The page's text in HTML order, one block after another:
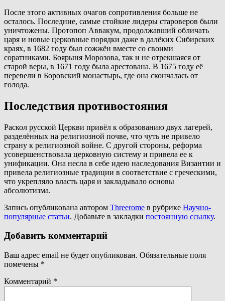
После этого активных очагов сопротивления больше не
осталось. Последние, самые стойкие лидеры староверов были
уничтожены. Протопоп Аввакум, продолжавший обличать
царя и новые церковные порядки даже в далёких Сибирских
краях, в 1682 году был сожжён вместе со своими
соратниками. Боярыня Морозова, так и не отрекшаяся от
старой веры, в 1671 году была арестована. В 1675 году её
перевели в Боровский монастырь, где она скончалась от
голода.
Последствия противостояния
Раскол русской Церкви привёл к образованию двух лагерей,
разделённых на религиозной почве, что чуть не привело
страну к религиозной войне. С другой стороны, реформа
усовершенствовала церковную систему и привела ее к
унификации. Она несла в себе идею наследования Византии и
привела религиозные традиции в соответствие с греческими,
что укрепляло власть царя и закладывало основы
абсолютизма.
Запись опубликована автором Threerome в рубрике Научно-
популярные статьи. Добавьте в закладки постоянную ссылку.
Добавить комментарий
Ваш адрес email не будет опубликован. Обязательные поля
помечены *
Комментарий *